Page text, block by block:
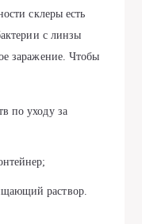
склеры есть
с линзы
заражение. Чтобы
по уходу за
раствор.